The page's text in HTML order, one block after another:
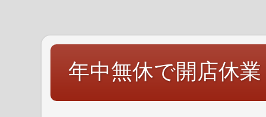
年中無休で開店休業